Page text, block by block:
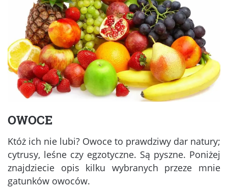
OWOCE
Któż ich nie lubi? Owoce to prawdziwy dar natury;
cytrusy, leśne czy egzotyczne. Są pyszne. Poniżej
znajdziecie opis kilku wybranych przeze mnie
gatunków owoców.